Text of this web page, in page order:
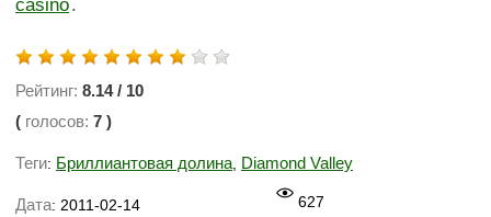
casino.
Рейтинг: 8.14 / 10
( голосов: 7 )
Теги: Бриллиантовая долина Diamond Valley
Дата: 2011-02-14 627